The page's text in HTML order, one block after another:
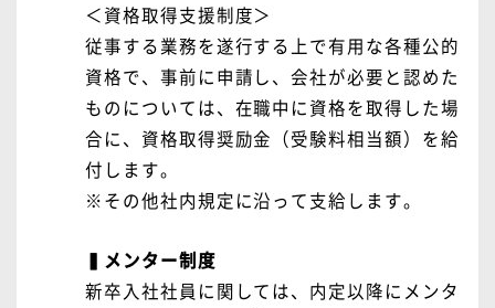
＜資格取得支援制度＞
従事する業務を遂行する上で有用な各種公的
資格で、事前に申請し、会社が必要と認めた
ものについては、在職中に資格を取得した場
合に、資格取得奨励金（受験料相当額）を給
付します。
※その他社内規定に沿って支給します。
▍メンター制度
新卒入社社員に関しては、内定以降にメンタ